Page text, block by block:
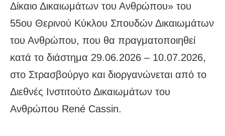
Δίκαιο Δικαιωμάτων του Ανθρώπου» του
55ου Θερινού Κύκλου Σπουδών Δικαιωμάτων
του Ανθρώπου, που θα πραγματοποιηθεί
κατά το διάστημα 29.06.2026 – 10.07.2026,
στο Στρασβούργο και διοργανώνεται από το
Διεθνές Ινστιτούτο Δικαιωμάτων του
Ανθρώπου René Cassin.